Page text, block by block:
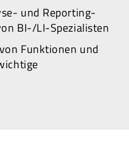
und Reporting-
BI-/LI-Spezialisten
Funktionen und